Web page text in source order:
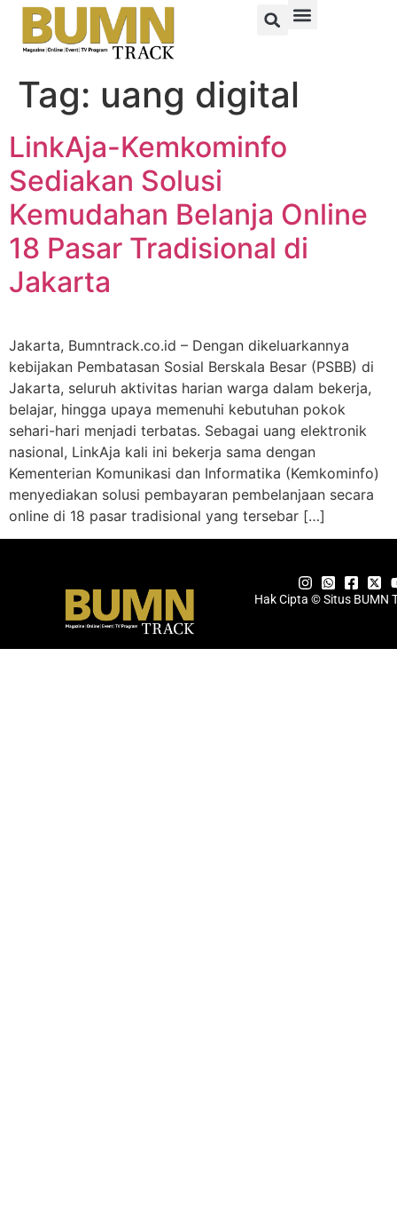
Tag: uang digital
LinkAja-Kemkominfo
Sediakan Solusi
Kemudahan Belanja Online
18 Pasar Tradisional di
Jakarta
Jakarta, Bumntrack.co.id – Dengan dikeluarkannya
kebijakan Pembatasan Sosial Berskala Besar (PSBB) di
Jakarta, seluruh aktivitas harian warga dalam bekerja,
belajar, hingga upaya memenuhi kebutuhan pokok
sehari-hari menjadi terbatas. Sebagai uang elektronik
nasional, LinkAja kali ini bekerja sama dengan
Kementerian Komunikasi dan Informatika (Kemkominfo)
menyediakan solusi pembayaran pembelanjaan secara
online di 18 pasar tradisional yang tersebar […]
Hak Cipta © Situs BUMN